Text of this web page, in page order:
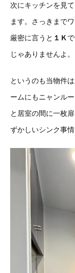
次にキッチンを見
ます。さっきまで
厳密に言うと １Ｋ
じゃありませんよ。
というのも当物件は
ームにもニャンル
と居室の間に一枚
ずかしいシンク事